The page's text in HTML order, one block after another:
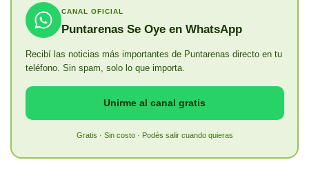
CANAL OFICIAL
Puntarenas Se Oye en WhatsApp
Recibí las noticias más importantes de Puntarenas directo en tu
teléfono. Sin spam, solo lo que importa.
Unirme al canal gratis
Gratis · Sin costo · Podés salir cuando quieras